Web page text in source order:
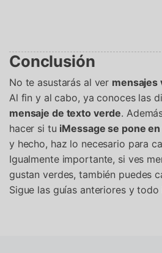
Conclusión
No te asustarás al ver mensajes
Al fin y al cabo, ya conoces las
mensaje de texto verde.
hacer si tu iMessage se pone
y hecho, haz lo necesario para
Igualmente importante, si ves
gustan verdes, también puedes
Sigue las guías anteriores y todo